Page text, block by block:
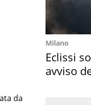
da
Milano
Eclissi
avviso